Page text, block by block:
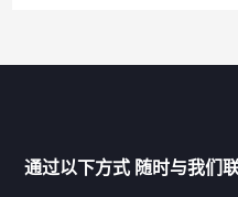
通过以下方式 随时与我们